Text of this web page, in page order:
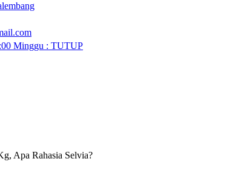
Minggu : TUTUP
Apa Rahasia Selvia?